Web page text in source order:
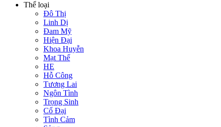
Thể loại
Đô Thị
Linh Dị
Đam Mỹ
Hiện Đại
Khoa Huyễn
Mạt Thế
HE
Hỗ Công
Tương Lai
Ngôn Tình
Trọng Sinh
Cổ Đại
Tình Cảm